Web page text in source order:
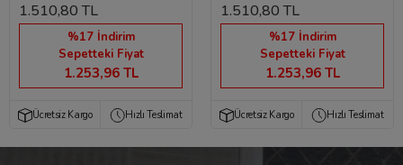
1.510,80 TL
%17 İndirim
Sepetteki Fiyat
1.253,96 TL
Ücretsiz Kargo Hızlı Teslimat
1.510,80 TL
%17 İndirim
Sepetteki Fiyat
1.253,96 TL
Ücretsiz Kargo Hızlı Teslimat